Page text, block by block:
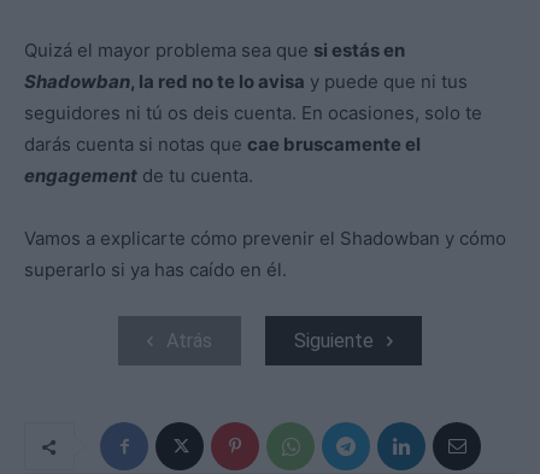
Quizá el mayor problema sea que si estás en
Shadowban, la red no te lo avisa y puede que ni tus
seguidores ni tú os deis cuenta. En ocasiones, solo te
darás cuenta si notas que cae bruscamente el
engagement de tu cuenta.
Vamos a explicarte cómo prevenir el Shadowban y cómo
superarlo si ya has caído en él.
Atrás Siguiente